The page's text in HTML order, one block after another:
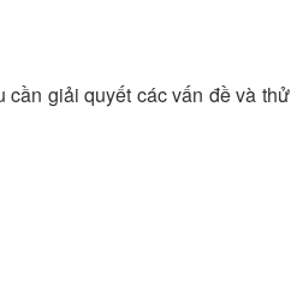
cần giải quyết các vấn đề và thử